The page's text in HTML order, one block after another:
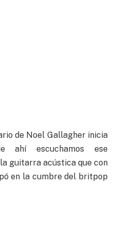
de Noel Gallagher inicia
ahí escuchamos ese
guitarra acústica que con
en la cumbre del britpop